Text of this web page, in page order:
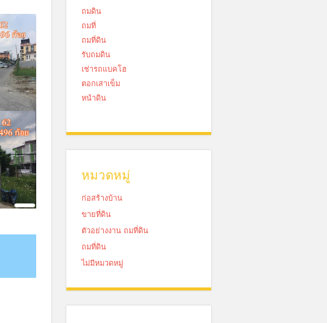
ถมดิน
ถมที่
ถมที่ดิน
รับถมดิน
เช่ารถแบคโฮ
ตอกเสาเข็ม
หน้าดิน
หมวดหมู่
ก่อสร้างบ้าน
ขายที่ดิน
ตัวอย่างงาน ถมที่ดิน
ถมที่ดิน
ไม่มีหมวดหมู่